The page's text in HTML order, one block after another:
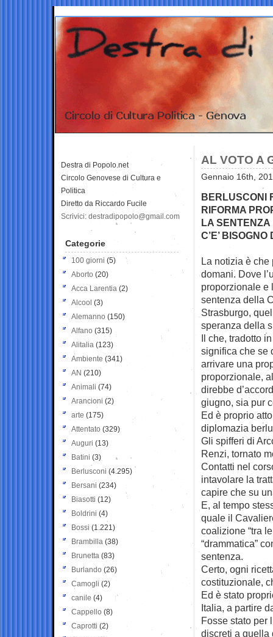
AL VOTO A
Gennaio 16th,
BERLUSCONI
RIFORMA
LA
C’E’
La notizia è che
domani. Dove
proporzionale e
sentenza della
Strasburgo,
speranza della
Il che, tradotto
significa che se
arrivare una
proporzionale,
direbbe
giugno, sia pur
Ed è proprio
diplomazia
Gli spifferi di
Renzi, tornato
Contatti nel
intavolare la
capire che su
E, al tempo
quale il
coalizione “tra
“drammatica”
sentenza.
Certo, ogni
costituzionale,
Ed è stato
Italia, a partire
Fosse stato per
discreti a quella
Destra di Popolo.net
Circolo Genovese di Cultura e
Politica
Diretto da Riccardo Fucile
Scrivici: destradipopolo@gmail.com
Categorie
100 giorni (5)
Aborto (20)
Acca Larentia (2)
Alcool (3)
Alemanno (150)
Alfano (315)
Alitalia (123)
Ambiente (341)
AN (210)
Animali (74)
Arancioni (2)
arte (175)
Attentato (329)
Auguri (13)
Batini (3)
Berlusconi (4.295)
Bersani (234)
Biasotti (12)
Boldrini (4)
Bossi (1.221)
Brambilla (38)
Brunetta (83)
Burlando (26)
Camogli (2)
canile (4)
Cappello (8)
Caprotti (2)